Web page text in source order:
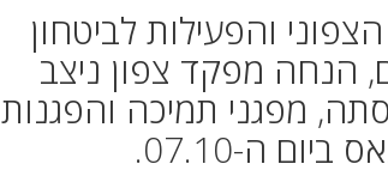
והפעילות לביטחון
הנחה מפקד צפון ניצב
מפגני תמיכה והפגנות
ה-07.10.